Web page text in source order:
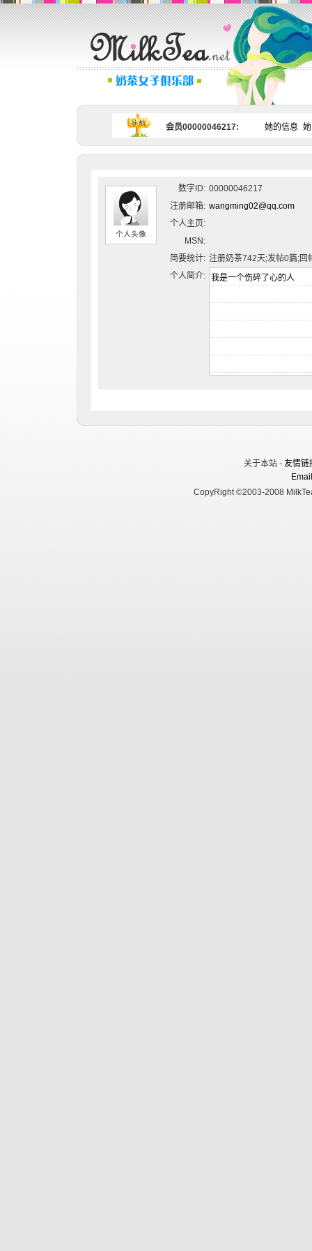
会员00000046217: 她的信息
个人头像
数字ID: 00000046217
注册邮箱: wangming02@qq.com
个人主页:
MSN:
简要统计: 注册奶茶742天;发帖0篇;回
个人简介:
关于本站 - 友情链
CopyRight ©2003-2008